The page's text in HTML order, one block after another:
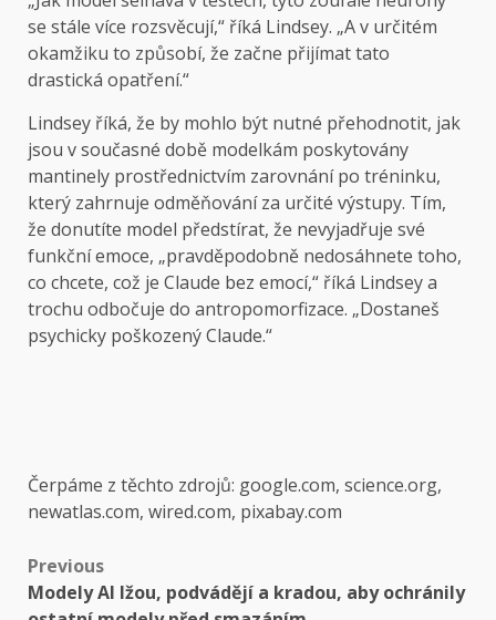
se stále více rozsvěcují,“ říká Lindsey. „A v určitém
okamžiku to způsobí, že začne přijímat tato
drastická opatření.“
Lindsey říká, že by mohlo být nutné přehodnotit, jak
jsou v současné době modelkám poskytovány
mantinely prostřednictvím zarovnání po tréninku,
který zahrnuje odměňování za určité výstupy. Tím,
že donutíte model předstírat, že nevyjadřuje své
funkční emoce, „pravděpodobně nedosáhnete toho,
co chcete, což je Claude bez emocí,“ říká Lindsey a
trochu odbočuje do antropomorfizace. „Dostaneš
psychicky poškozený Claude.“
Čerpáme z těchto zdrojů: google.com, science.org,
newatlas.com, wired.com, pixabay.com
Post
Previous
Modely AI lžou, podvádějí a kradou, aby ochránily